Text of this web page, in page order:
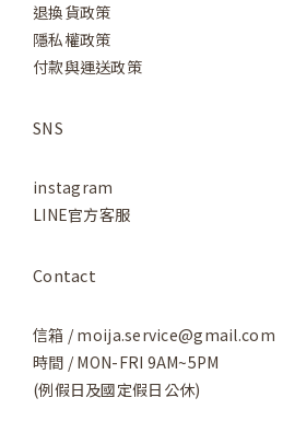
退換貨政策
隱私權政策
付款與運送政策
SNS
instagram
LINE官方客服
Contact
信箱 / moija.service@gmail.com
時間 / MON-FRI 9AM~5PM
(例假日及國定假日公休)